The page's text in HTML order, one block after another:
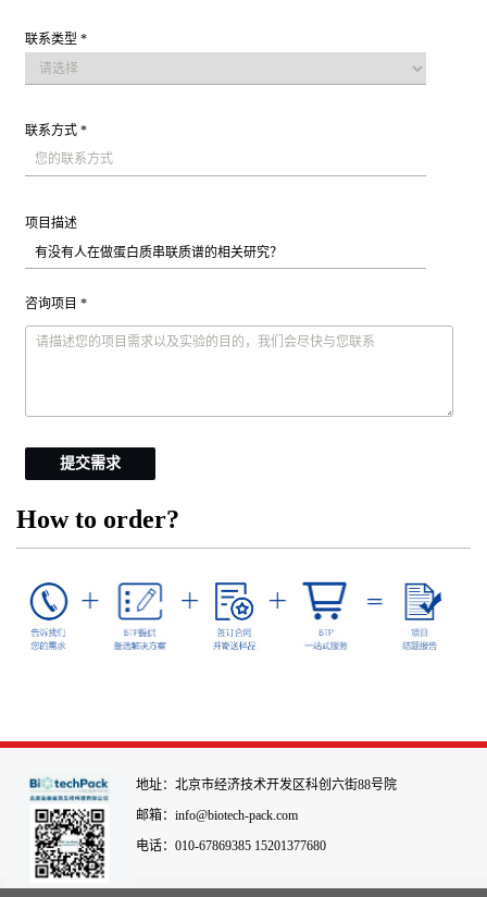
联系类型 *
联系方式 *
项目描述
咨询项目 *
提交需求
How to order?
地址：北京市经济技术开发区科创六街88号院
邮箱：info@biotech-pack.com
电话：010-67869385 15201377680